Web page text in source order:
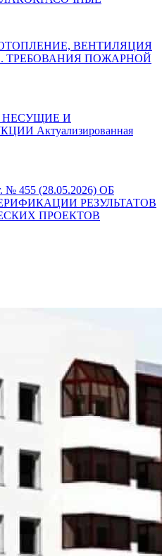
ОТОПЛЕНИЕ, ВЕНТИЛЯЦИЯ
ТРЕБОВАНИЯ ПОЖАРНОЙ
НЕСУЩИЕ И
Актуализированная
№ 455 (28.05.2026) ОБ
РЕЗУЛЬТАТОВ
ПРОЕКТОВ